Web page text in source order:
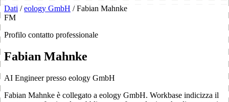
Dati / eology GmbH / Fabian Mahnke
FM
Profilo contatto professionale
Fabian Mahnke
AI Engineer presso eology GmbH
Fabian Mahnke è collegato a eology GmbH. Workbase indicizza il